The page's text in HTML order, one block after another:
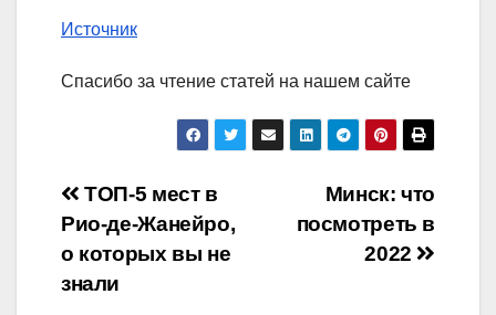
Источник
Спасибо за чтение статей на нашем сайте
Навигация
по
записям
Минск: что
посмотреть в
2022
ТОП-5 мест в
Рио-де-Жанейро,
о которых вы не
знали